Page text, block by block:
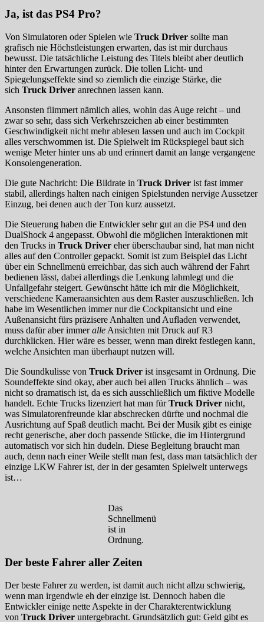
Ja, ist das PS4 Pro?
Von Simulatoren oder Spielen wie Truck Driver sollte man
grafisch nie Höchstleistungen erwarten, das ist mir durchaus
bewusst. Die tatsächliche Leistung des Titels bleibt aber deutlich
hinter den Erwartungen zurück. Die tollen Licht- und
Spiegelungseffekte sind so ziemlich die einzige Stärke, die
sich Truck Driver anrechnen lassen kann.
Ansonsten flimmert nämlich alles, wohin das Auge reicht – und
zwar so sehr, dass sich Verkehrszeichen ab einer bestimmten
Geschwindigkeit nicht mehr ablesen lassen und auch im Cockpit
alles verschwommen ist. Die Spielwelt im Rückspiegel baut sich
wenige Meter hinter uns ab und erinnert damit an lange vergangene
Konsolengeneration.
Die gute Nachricht: Die Bildrate in Truck Driver ist fast immer
stabil, allerdings halten nach einigen Spielstunden nervige Aussetzer
Einzug, bei denen auch der Ton kurz aussetzt.
Die Steuerung haben die Entwickler sehr gut an die PS4 und den
DualShock 4 angepasst. Obwohl die möglichen Interaktionen mit
den Trucks in Truck Driver eher überschaubar sind, hat man nicht
alles auf den Controller gepackt. Somit ist zum Beispiel das Licht
über ein Schnellmenü erreichbar, das sich auch während der Fahrt
bedienen lässt, dabei allerdings die Lenkung lahmlegt und die
Unfallgefahr steigert. Gewünscht hätte ich mir die Möglichkeit,
verschiedene Kameraansichten aus dem Raster auszuschließen. Ich
habe im Wesentlichen immer nur die Cockpitansicht und eine
Außenansicht fürs präzisere Anhalten und Aufladen verwendet,
muss dafür aber immeralle Ansichten mit Druck auf R3
durchklicken. Hier wäre es besser, wenn man direkt festlegen kann,
welche Ansichten man überhaupt nutzen will.
Die Soundkulisse von Truck Driver ist insgesamt in Ordnung. Die
Soundeffekte sind okay, aber auch bei allen Trucks ähnlich – was
nicht so dramatisch ist, da es sich ausschließlich um fiktive Modelle
handelt. Echte Trucks lizenziert hat man fürTruck Driver nicht,
was Simulatorenfreunde klar abschrecken dürfte und nochmal die
Ausrichtung auf Spaß deutlich macht. Bei der Musik gibt es einige
recht generische, aber doch passende Stücke, die im Hintergrund
automatisch vor sich hin dudeln. Diese Begleitung braucht man
auch, denn nach einer Weile stellt man fest, dass man tatsächlich der
einzige LKW Fahrer ist, der in der gesamten Spielwelt unterwegs
ist…
Das
Schnellmenü
ist in
Ordnung.
Der beste Fahrer aller Zeiten
Der beste Fahrer zu werden, ist damit auch nicht allzu schwierig,
wenn man irgendwie eh der einzige ist. Dennoch haben die
Entwickler einige nette Aspekte in der Charakterentwicklung
von Truck Driver untergebracht. Grundsätzlich gut: Geld gibt es